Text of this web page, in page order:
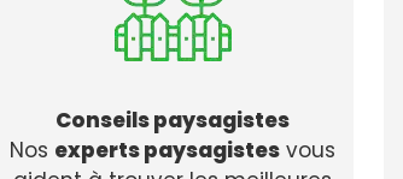
Conseils paysagistes
Nos experts paysagistes vous